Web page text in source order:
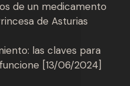
de un medicamento
de Asturias
las claves para
[13/06/2024]